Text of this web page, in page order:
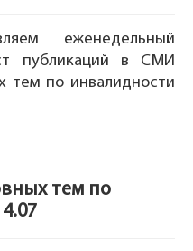
еженедельный
публикаций в СМИ
тем по инвалидности
тем по